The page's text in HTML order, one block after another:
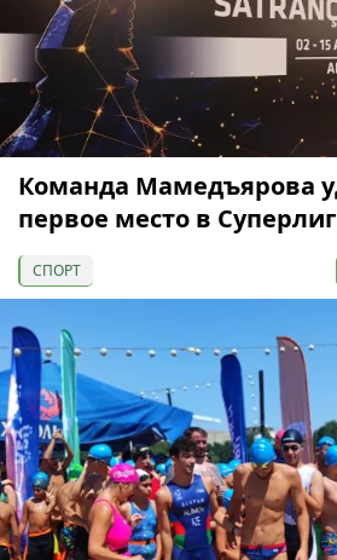
Команда Мамедъярова
первое место в
СПОРТ